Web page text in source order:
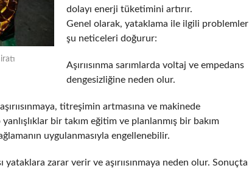
dolayı enerji tüketimini artırır.
Genel olarak, yataklama ile ilgili problemler
şu neticeleri doğurur:
Aşırıısınma sarımlarda voltaj ve empedans
dengesizliğine neden olur.
titreşimin artmasına ve makinede
bir takım eğitim ve planlanmış bir bakım
uygulanmasıyla engellenebilir.
yataklara zarar verir ve aşırıısınmaya neden olur. Sonuçta